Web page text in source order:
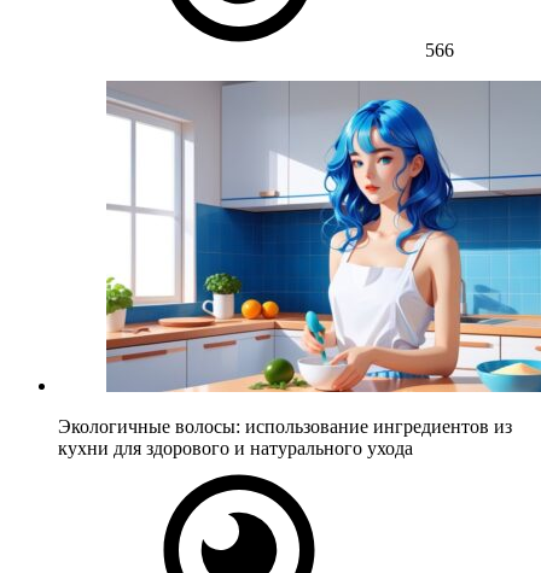
566
Экологичные волосы: использование ингредиентов из
кухни для здорового и натурального ухода